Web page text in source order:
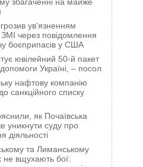
ув'язненням
через повідомлення
боєприпасів у США
ювілейний 50-й пакет
допомоги Україні, – посол
нафтову компанію
санкційного списку
як Почаївська
уникнути суду про
діяльності
та Лиманському
не вщухають бої: